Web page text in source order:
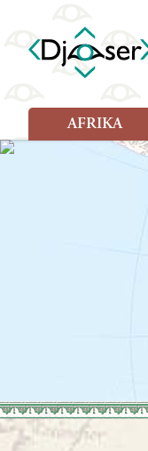
AFRIKA